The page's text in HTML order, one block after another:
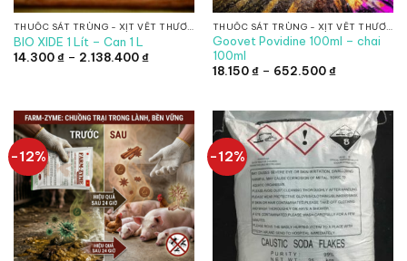
BIO XIDE 1 Lít – Can 1 L
14.300₫ – 2.138.400₫Khoảng
2.138.400 ₫
Goovet Povidine 100ml – chai
100ml
18.150₫ – 652.500₫Khoảng
đến
652.500 ₫
-12% -12%